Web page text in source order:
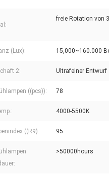
freie Rotation von
(Lux): 15,000~160.000
2: Ultrafeiner Entwurf
((pcs)): 78
4000-5500K
((R9): 95
>50000hours